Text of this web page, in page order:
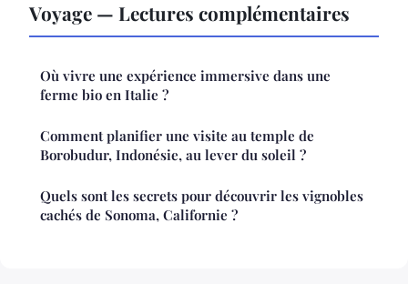
Voyage — Lectures complémentaires
Où vivre une expérience immersive dans une
ferme bio en Italie ?
Comment planifier une visite au temple de
Borobudur, Indonésie, au lever du soleil ?
Quels sont les secrets pour découvrir les vignobles
cachés de Sonoma, Californie ?